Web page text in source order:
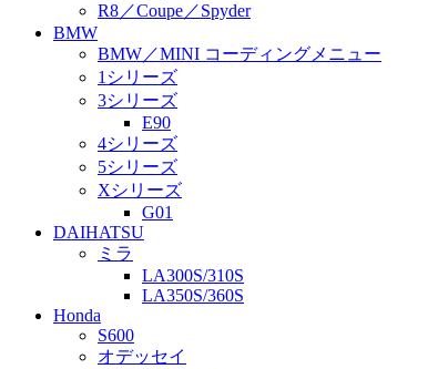
R8／Coupe／Spyder
BMW
BMW／MINI コーディングメニュー
1シリーズ
3シリーズ
E90
4シリーズ
5シリーズ
Xシリーズ
G01
DAIHATSU
ミラ
LA300S/310S
LA350S/360S
Honda
S600
オデッセイ